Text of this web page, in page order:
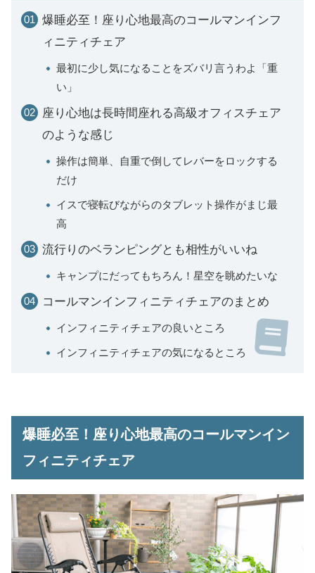
爆睡必至！座り心地最高のコールマンインフ
ィニティチェア
最初に少し気になることをズバリ言うわよ「重
い」
座り心地は長時間座れる高級オフィスチェア
のような感じ
操作は簡単、自重で倒してレバーをロックする
だけ
イスで寝転びながらのタブレット操作がまじ最
高
流行りのベランピングとも相性がいいね
キャンプにだってもちろん！星空を眺めたいな
コールマンインフィニティチェアのまとめ
インフィニティチェアの良いところ
インフィニティチェアの気になるところ
爆睡必至！座り心地最高のコールマンイン
フィニティチェア